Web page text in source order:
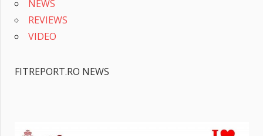
NEWS
REVIEWS
VIDEO
FITREPORT.RO NEWS